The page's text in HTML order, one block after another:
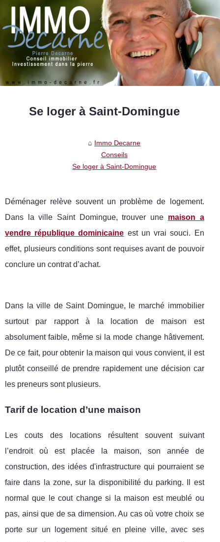
Se loger à Saint-Domingue
Immo Decarne
Conseils
Se loger à Saint-Domingue
Déménager relève souvent un problème de logement.
Dans la ville Saint Domingue, trouver une maison a
vendre république dominicaine est un vrai souci. En
effet, plusieurs conditions sont requises avant de pouvoir
conclure un contrat d’achat.
Dans la ville de Saint Domingue, le marché immobilier
surtout par rapport à la location de maison est
absolument faible, même si la mode change hâtivement.
De ce fait, pour obtenir la maison qui vous convient, il est
plutôt conseillé de prendre rapidement une décision car
les preneurs sont plusieurs.
Tarif de location d’une maison
Les couts des locations résultent souvent suivant
l’endroit où est placée la maison, son année de
construction, des idées d'infrastructure qui pourraient se
faire dans la zone, sur la disponibilité du parking. Il est
normal que le cout change si la maison est meublé ou
pas, ainsi que de sa dimension. Au cas où votre choix se
porte sur un logement situé en pleine ville, avec ses